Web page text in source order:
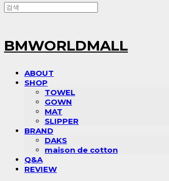
BMWORLDMALL
ABOUT
SHOP
TOWEL
GOWN
MAT
SLIPPER
BRAND
DAKS
maison de cotton
Q&A
REVIEW